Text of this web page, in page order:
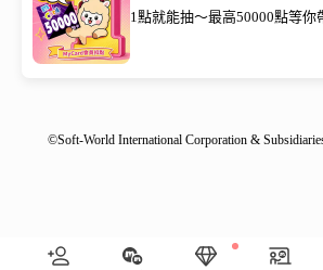
1點就能抽～最高50000點等你
©Soft-World International Corporation &